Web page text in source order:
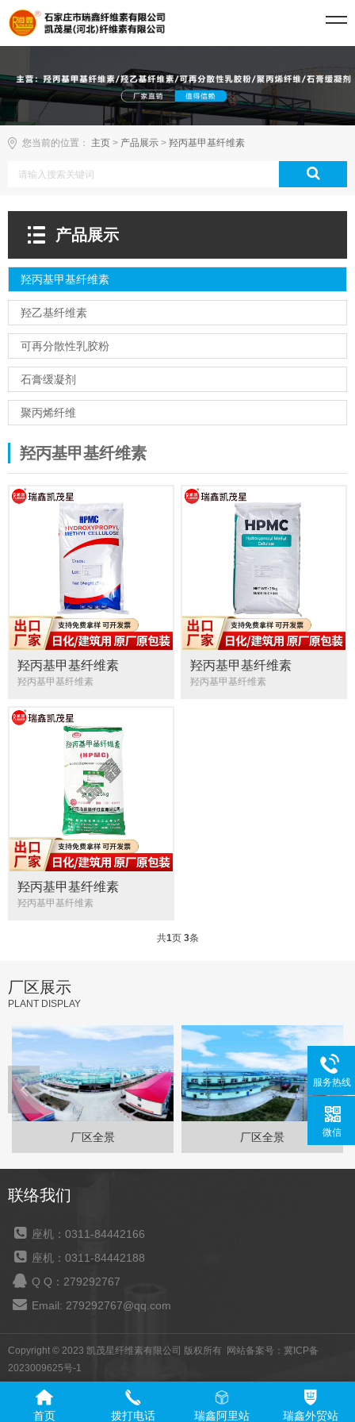
您当前的位置： 主页 > 产品展示 > 羟丙基甲基纤维素
产品展示
羟丙基甲基纤维素
羟乙基纤维素
可再分散性乳胶粉
石膏缓凝剂
聚丙烯纤维
羟丙基甲基纤维素
羟丙基甲基纤维素
羟丙基甲基纤维素
羟丙基甲基纤维素
羟丙基甲基纤维素
羟丙基甲基纤维素
羟丙基甲基纤维素
共1页 3条
厂区展示
PLANT DISPLAY
厂区全景 厂区全景
联络我们
座机：0311-84442166
座机：0311-84442188
Q Q：279292767
Email: 279292767@qq.com
Copyright © 2023 凯茂星纤维素有限公司 版权所有 网站备案号： 冀ICP备
2023009625号-1
首页 拨打电话 瑞鑫阿里站 瑞鑫外贸站
服务热线
微信